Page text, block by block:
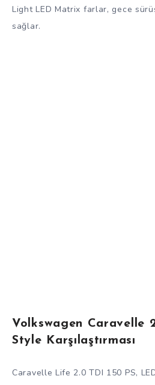
Light LED Matrix farlar, gece
sağlar.
Volkswagen Caravelle
Style Karşılaştırması
Caravelle Life 2.0 TDI 150 PS,